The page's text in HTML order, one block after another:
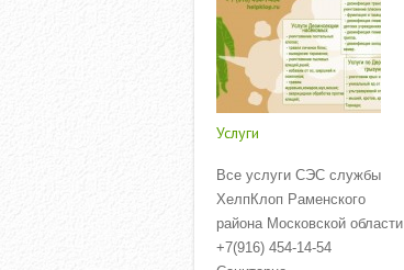
Услуги
Все услуги СЭС службы
ХелпКлоп Раменского
района Московской области
+7(916) 454-14-54